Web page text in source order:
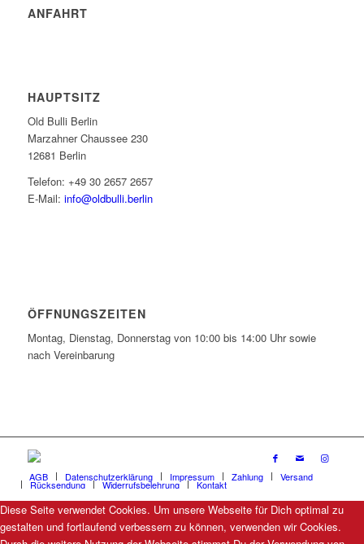
ANFAHRT
HAUPTSITZ
Old Bulli Berlin
Marzahner Chaussee 230
12681 Berlin
Telefon: +49 30 2657 2657
E-Mail: info@oldbulli.berlin
ÖFFNUNGSZEITEN
Montag, Dienstag, Donnerstag von 10:00 bis 14:00 Uhr sowie
nach Vereinbarung
AGB Datenschutzerklärung Impressum Zahlung Versand
Rücksendung Widerrufsbelehrung Kontakt
Diese Seite verwendet Cookies. Um unsere Webseite für Dich optimal zu
gestalten und fortlaufend verbessern zu können, verwenden wir Cookies.